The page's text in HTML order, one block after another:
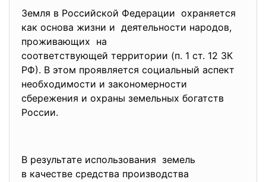
Земля в Российской Федерации охраняется
как основа жизни и деятельности народов,
проживающих на
соответствующей территории (п. 1 ст. 12 ЗК
РФ). В этом проявляется социальный аспект
необходимости и закономерности
сбережения и охраны земельных богатств
России.
В результате использования земель
в качестве средства производства